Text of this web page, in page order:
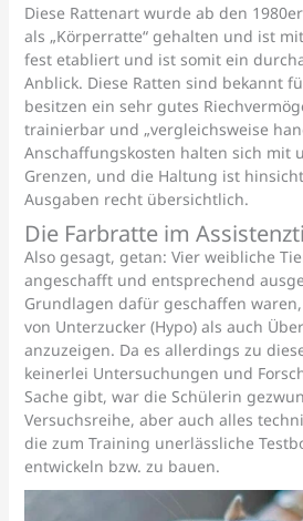
Diese Rattenart wurde ab den
als „Körperratte“ gehalten und ist
fest etabliert und ist somit ein
Anblick. Diese Ratten sind bekannt
besitzen ein sehr gutes
trainierbar und „vergleichsweise
Anschaffungskosten halten sich mit
Grenzen, und die Haltung ist
Ausgaben recht übersichtlich.
Die Farbratte im
Also gesagt, getan: Vier weibliche
angeschafft und entsprechend
Grundlagen dafür geschaffen
von Unterzucker (Hypo) als auch
anzuzeigen. Da es allerdings zu
keinerlei Untersuchungen und
Sache gibt, war die Schülerin
Versuchsreihe, aber auch alles
die zum Training unerlässliche
entwickeln bzw. zu bauen.